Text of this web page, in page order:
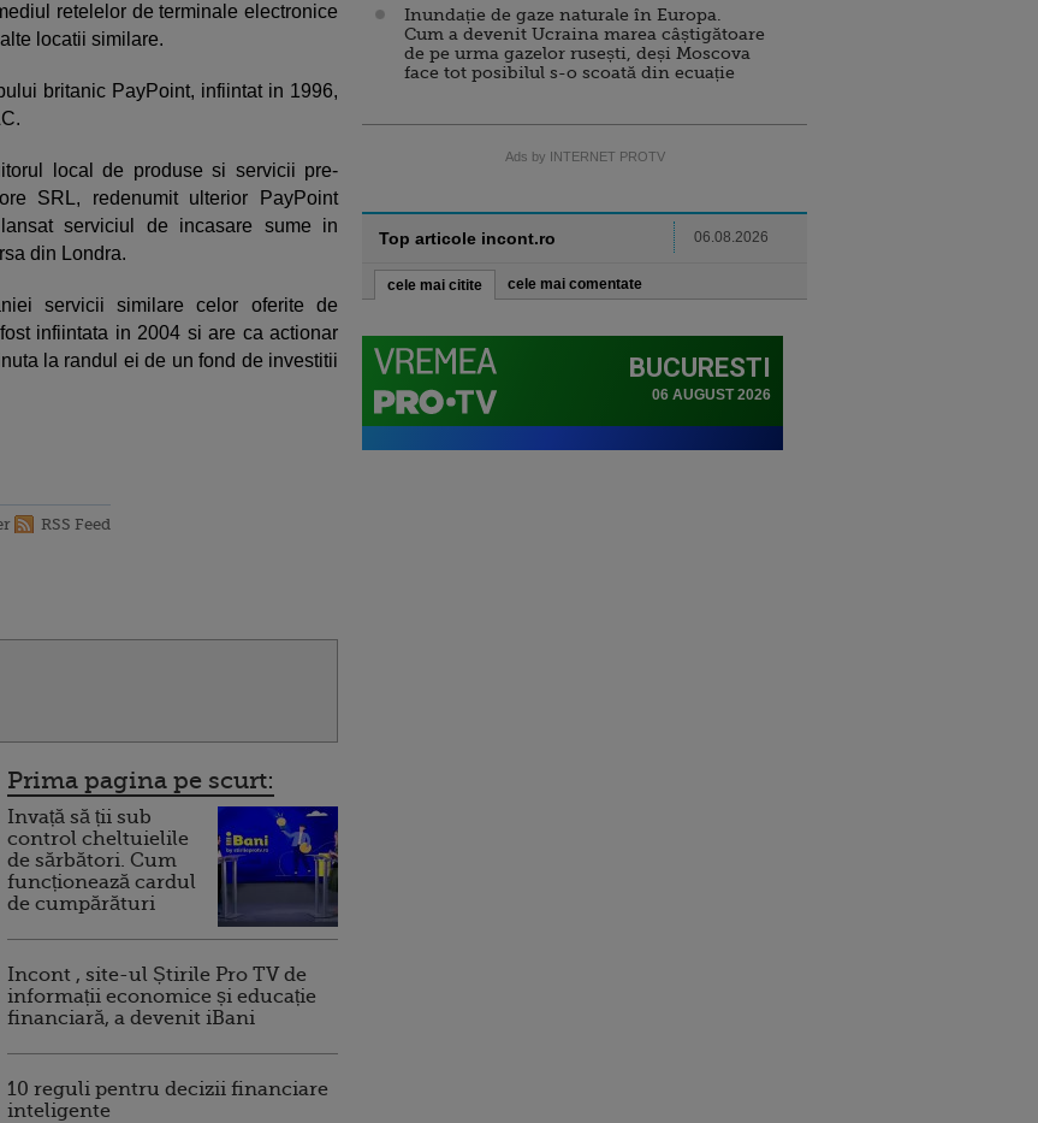
retelelor de terminale electronice
locatii similare.
britanic PayPoint, infiintat in 1996,
local de produse si servicii pre-
SRL, redenumit ulterior PayPoint
serviciul de incasare sume in
din Londra.
servicii similare celor oferite de
infiintata in 2004 si are ca actionar
la randul ei de un fond de investitii
RSS Feed
Prima pagina pe scurt:
Invață să ții sub
control cheltuielile
de sărbători. Cum
funcționează cardul
de cumpărături
Incont , site-ul Știrile Pro TV de
informații economice și educație
financiară, a devenit iBani
10 reguli pentru decizii financiare
inteligente
Inundație de gaze naturale în Europa.
Cum a devenit Ucraina marea câștigătoare
de pe urma gazelor rusești, deși Moscova
face tot posibilul s-o scoată din ecuație
Ads by INTERNET PROTV
Top articole incont.ro 06.08.2026
cele mai citite cele mai comentate